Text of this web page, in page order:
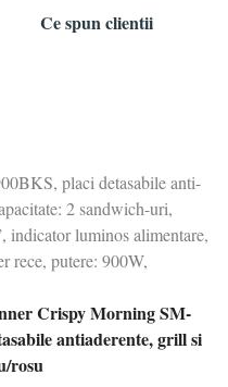
Ce spun clientii
placi detasabile anti-
2 sandwich-uri,
indicator luminos alimentare,
rece, putere: 900W,
Crispy Morning SM-
antiaderente, grill si
rosu